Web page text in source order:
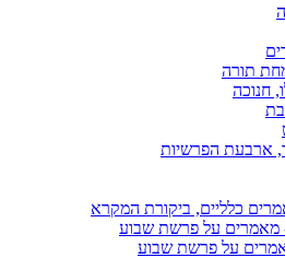
תורה
חנוכה
ארבעת הפרשיות
כלליים, ביקורת המקרא
מאמרים על פרשת שבוע
על פרשת שבוע